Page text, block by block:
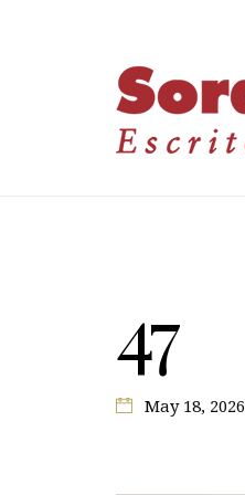
47
May 18, 2026